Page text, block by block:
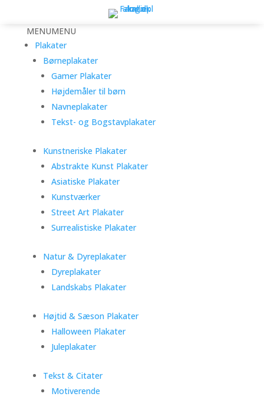
MENUMENU
Plakater
Børneplakater
Gamer Plakater
Højdemåler til børn
Navneplakater
Tekst- og Bogstavplakater
Kunstneriske Plakater
Abstrakte Kunst Plakater
Asiatiske Plakater
Kunstværker
Street Art Plakater
Surrealistiske Plakater
Natur & Dyreplakater
Dyreplakater
Landskabs Plakater
Højtid & Sæson Plakater
Halloween Plakater
Juleplakater
Tekst & Citater
Motiverende